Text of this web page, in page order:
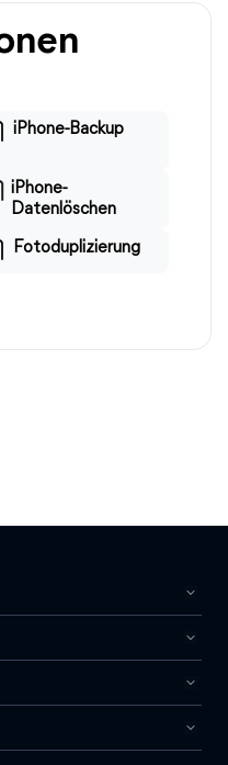
iPhone-Backup
iPhone-
Datenlöschen
Fotoduplizierung